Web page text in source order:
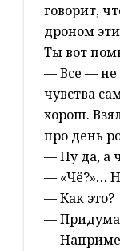
говорит,
дроном
Ты вот
— Все — не
чувства
хорош.
про день
— Ну да, а
— «Чё?»…
— Как это?
—
—